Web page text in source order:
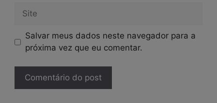
Site
Salvar meus dados neste navegador para a
próxima vez que eu comentar.